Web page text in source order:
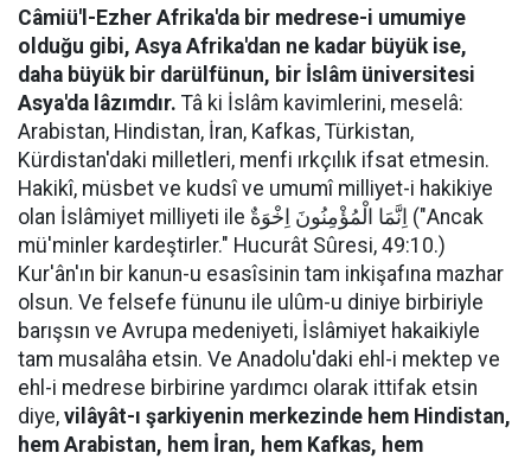
Câmiü'l-Ezher Afrika'da bir medrese-i umumiye
olduğu gibi, Asya Afrika'dan ne kadar büyük ise,
daha büyük bir darülfünun, bir İslâm üniversitesi
Asya'da lâzımdır. Tâ ki İslâm kavimlerini, meselâ:
Arabistan, Hindistan, İran, Kafkas, Türkistan,
Kürdistan'daki milletleri, menfi ırkçılık ifsat etmesin.
Hakikî, müsbet ve kudsî ve umumî milliyet-i hakikiye
olan İslâmiyet milliyeti ile اِنَّمَا الْمُؤْمِنُونَ اِخْوَةٌ ("Ancak
mü'minler kardeştirler." Hucurât Sûresi, 49:10.)
Kur'ân'ın bir kanun-u esasîsinin tam inkişafına mazhar
olsun. Ve felsefe fünunu ile ulûm-u diniye birbiriyle
barışsın ve Avrupa medeniyeti, İslâmiyet hakaikiyle
tam musalâha etsin. Ve Anadolu'daki ehl-i mektep ve
ehl-i medrese birbirine yardımcı olarak ittifak etsin
diye, vilâyât-ı şarkiyenin merkezinde hem Hindistan,
hem Arabistan, hem İran, hem Kafkas, hem